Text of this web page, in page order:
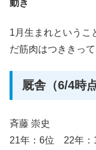
動き
1月生まれというこ
だ筋肉はつききって
厩舎（6/4時点
斉藤 崇史
21年：6位 22年